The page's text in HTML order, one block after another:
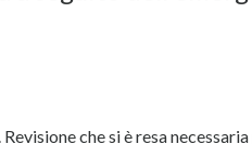
che si è resa